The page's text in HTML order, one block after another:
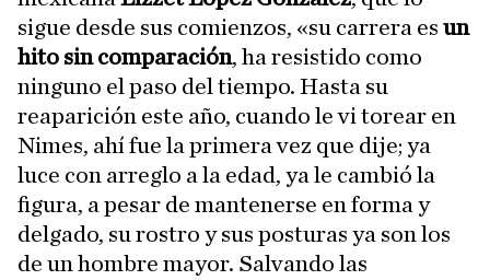
sigue desde sus comienzos, «su carrera es un
hito sin comparación, ha resistido como
ninguno el paso del tiempo. Hasta su
reaparición este año, cuando le vi torear en
Nimes, ahí fue la primera vez que dije; ya
luce con arreglo a la edad, ya le cambió la
figura, a pesar de mantenerse en forma y
delgado, su rostro y sus posturas ya son los
de un hombre mayor. Salvando las